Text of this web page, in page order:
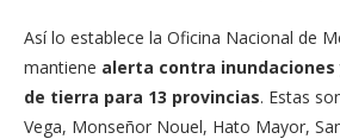
Así lo establece la Oficina Nacional de
mantiene alerta contra
de tierra para 13 provincias. Estas
Vega, Monseñor Nouel, Hato Mayor,